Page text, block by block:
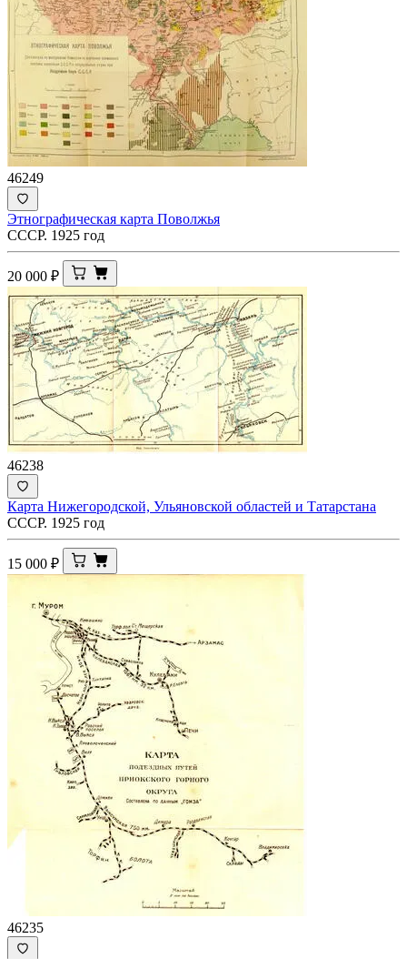
46249
Этнографическая карта Поволжья
СССР. 1925 год
20 000 ₽
46238
Карта Нижегородской, Ульяновской областей и Татарстана
СССР. 1925 год
15 000 ₽
46235